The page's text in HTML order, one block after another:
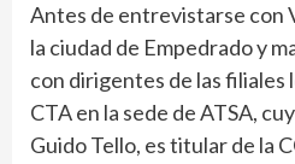
Antes de entrevistarse con
la ciudad de Empedrado y
con dirigentes de las filiales
CTA en la sede de ATSA,
Guido Tello, es titular de la